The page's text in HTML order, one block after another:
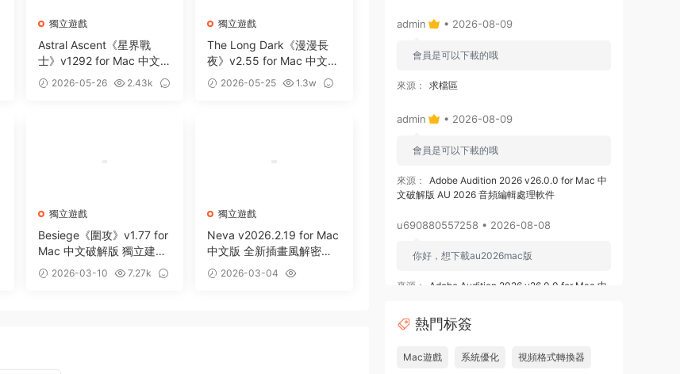
獨立遊戲
Astral Ascent《星界戰
士》v1292 for Mac 中文破
解版 2D平台冒險解謎遊戲
2026-05-26
2.43k
獨立遊戲
The Long Dark《漫漫長
夜》v2.55 for Mac 中文破
解版 探索生存類遊戲
2026-05-25
1.3w
獨立遊戲
Besiege《圍攻》v1.77 for
Mac 中文破解版 獨立建造
類遊戲
2026-03-10
7.27k
獨立遊戲
Neva v2026.2.19 for Mac
中文版 全新插畫風解密動
作冒險遊戲
2026-03-04
admin • 2026-08-09
會員是可以下載的哦
來源： 求檔區
admin • 2026-08-09
會員是可以下載的哦
來源：
Adobe Audition 2026 v26.0.0 for Mac 中
文破解版 AU 2026 音頻編輯處理軟件
u690880557258 • 2026-08-08
你好，想下載au2026mac版
來源：
Adobe Audition 2026 v26.0.0 for Mac 中
u878525109508 • 2026-08-08
求 ishot pro 2.6.8破解版
熱門标簽
Mac遊戲 系統優化 視頻格式轉換器